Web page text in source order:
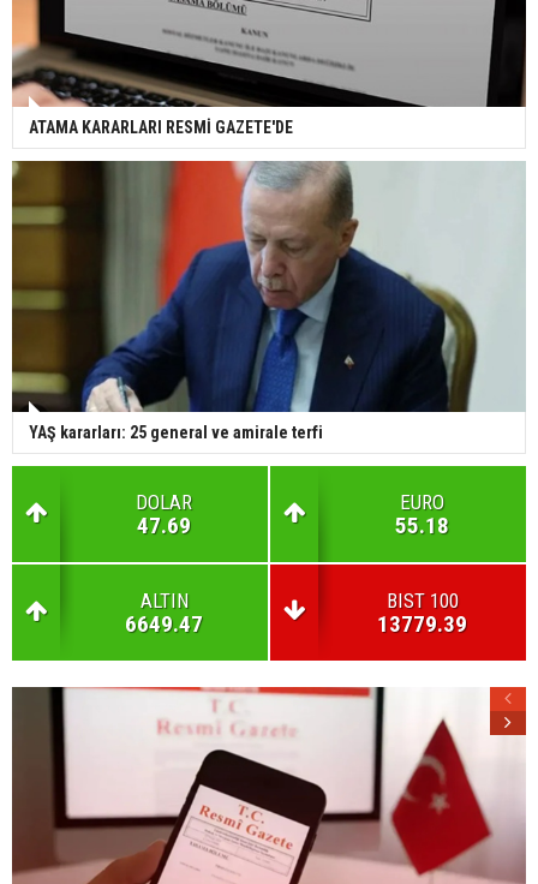
ATAMA KARARLARI RESMİ GAZETE'DE
YAŞ kararları: 25 general ve amirale terfi
DOLAR
47.69
EURO
55.18
ALTIN
6649.47
BIST 100
13779.39